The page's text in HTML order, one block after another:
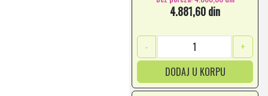
4.881,60 din
-
+
DODAJ U KORPU